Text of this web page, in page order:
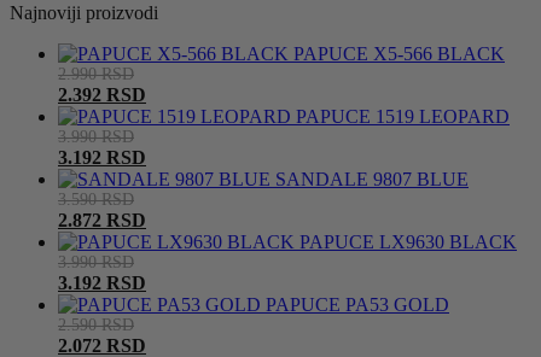
Najnoviji proizvodi
PAPUCE X5-566 BLACK
2.990RSD
2.392 RSD
PAPUCE 1519 LEOPARD
3.990RSD
3.192 RSD
SANDALE 9807 BLUE
3.590RSD
2.872 RSD
PAPUCE LX9630 BLACK
3.990RSD
3.192 RSD
PAPUCE PA53 GOLD
2.590RSD
2.072 RSD